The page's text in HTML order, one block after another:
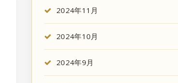
2024年11月
2024年10月
2024年9月